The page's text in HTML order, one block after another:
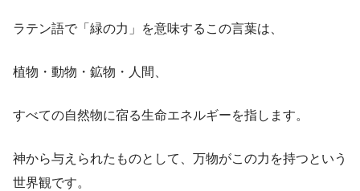
ラテン語で「緑の力」を意味するこの言葉は、
植物・動物・鉱物・人間、
すべての自然物に宿る生命エネルギーを指します。
神から与えられたものとして、万物がこの力を持つという
世界観です。